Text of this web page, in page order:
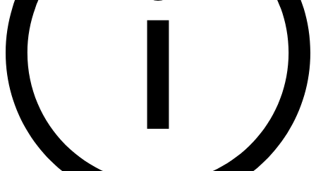
PRIMARY VARCHAR
OBJECT_TYPES VARCHAR